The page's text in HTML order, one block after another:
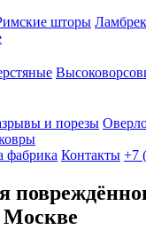
шторы
и порезы
фабрика Контакты +7
Москве